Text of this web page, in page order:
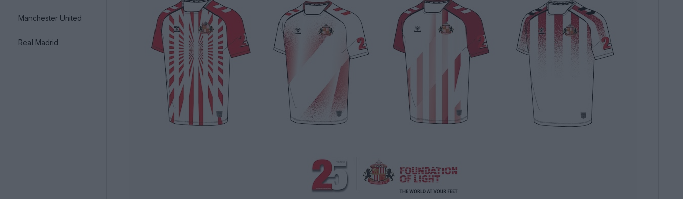
Manchester United
Real Madrid